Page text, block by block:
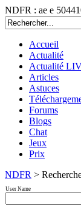
NDFR : ae e
Accueil
Actualité
Actualité
Articles
Astuces
Forums
Blogs
Chat
Jeux
Prix
NDFR >
User Name